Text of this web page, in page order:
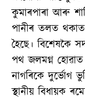
কুমাৰপাৰা আৰু
পানীৰ তলত থকাত
হৈছে। বিশেষকৈ
পথ জলমগ্ন হোৱাত
নাগৰিকে দুৰ্ভোগ
স্থানীয় বিধায়ক